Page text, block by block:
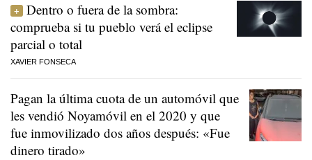
Dentro o fuera de la sombra:
comprueba si tu pueblo verá el eclipse
parcial o total
XAVIER FONSECA
Pagan la última cuota de un automóvil que
les vendió Noyamóvil en el 2020 y que
fue inmovilizado dos años después: «Fue
dinero tirado»